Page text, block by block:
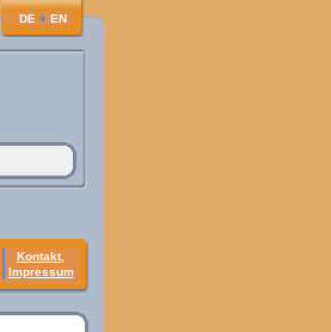
DE ♦ EN
Kontakt,
Impressum